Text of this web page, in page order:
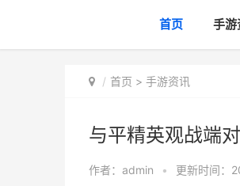
首页 手游
首页 > 手游资讯
与平精英观战端
作者： admin • 更新时间：